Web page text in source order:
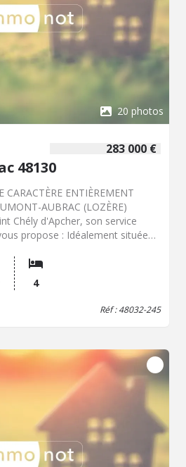
20 photos
283 000 €
48130
CARACTÈRE ENTIÈREMENT
AUBRAC (LOZÈRE)
Chély d'Apcher, son service
propose : Idéalement située
à pied, découvrez cette
alliant le charme de l'ancien
107 m² habitables
au sol, elle bénéficie d'une
Les Intérieurs : Pièces de vie :
de 31 m2 avec exposition de la
à bois authentique encastré
Cuisine : Cuisine
vers la terrasse extérieure,
beaux jours. Chambres : 4
dont 2 sous combles très
et vélux et accès direct
& Commodités : Grande salle de
4
Réf : 48032-245